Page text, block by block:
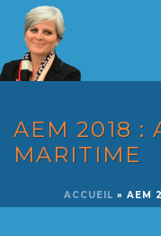
AEM 2018 :
MARITIME
ACCUEIL » AEM